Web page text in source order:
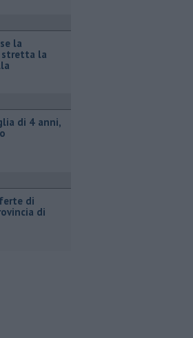
la
stretta la
di 4 anni,
di
di